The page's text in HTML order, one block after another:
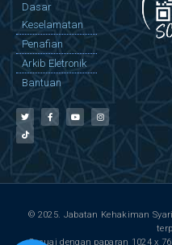
Dasar
Keselamatan
Penafian
Arkib Eletronik
Bantuan
© 2025. Jabatan Kehakiman
Sesuai dengan paparan 1024 x